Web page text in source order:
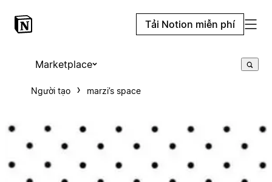
Tải Notion miễn phí
Marketplace
Người tạo marzi’s space